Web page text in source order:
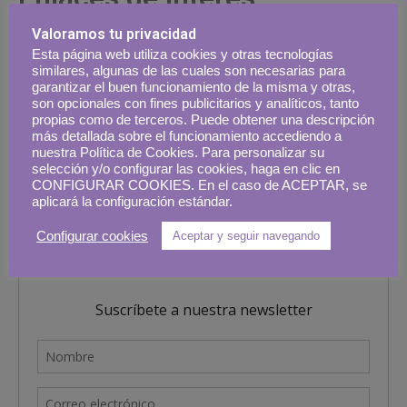
Sigue descubriendo este destino.
Turismo de Marruecos
Valoramos tu privacidad
Esta página web utiliza cookies y otras tecnologías
similares, algunas de las cuales son necesarias para
garantizar el buen funcionamiento de la misma y otras,
son opcionales con fines publicitarios y analíticos, tanto
propias como de terceros. Puede obtener una descripción
más detallada sobre el funcionamiento accediendo a
nuestra Política de Cookies. Para personalizar su
selección y/o configurar las cookies, haga en clic en
CONFIGURAR COOKIES. En el caso de ACEPTAR, se
aplicará la configuración estándar.
Configurar cookies Aceptar y seguir navegando